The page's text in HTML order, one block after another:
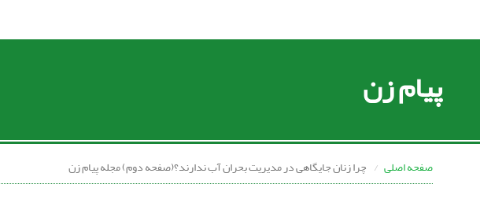
پیام زن
صفحه اصلی چرا زنان جایگاهی در مدیریت بحران آب ندارند؟(صفحه دوم) مجله پیام زن